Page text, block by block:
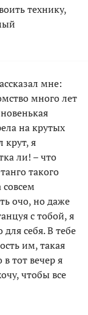
технику,
мне:
много лет
на крутых
крут, я
ли! – что
такого
очо, но даже
с тобой, я
для себя. В тебе
им, такая
тот вечер я
чтобы все